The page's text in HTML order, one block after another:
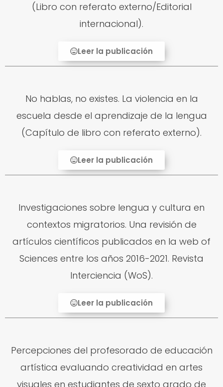
(Libro con referato externo/Editorial
internacional).
Leer la publicación
No hablas, no existes. La violencia en la
escuela desde el aprendizaje de la lengua
(Capítulo de libro con referato externo).
Leer la publicación
Investigaciones sobre lengua y cultura en
contextos migratorios. Una revisión de
artículos científicos publicados en la web of
Sciences entre los años 2016-2021. Revista
Interciencia (WoS).
Leer la publicación
Percepciones del profesorado de educación
artística evaluando creatividad en artes
visuales en estudiantes de sexto grado de